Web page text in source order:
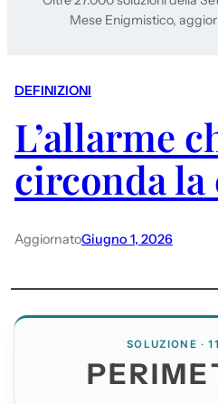
Mese Enigmistico,
DEFINIZIONI
L’allarme
circonda la
AggiornatoGiugno 1, 2026
SOLUZIONE ·